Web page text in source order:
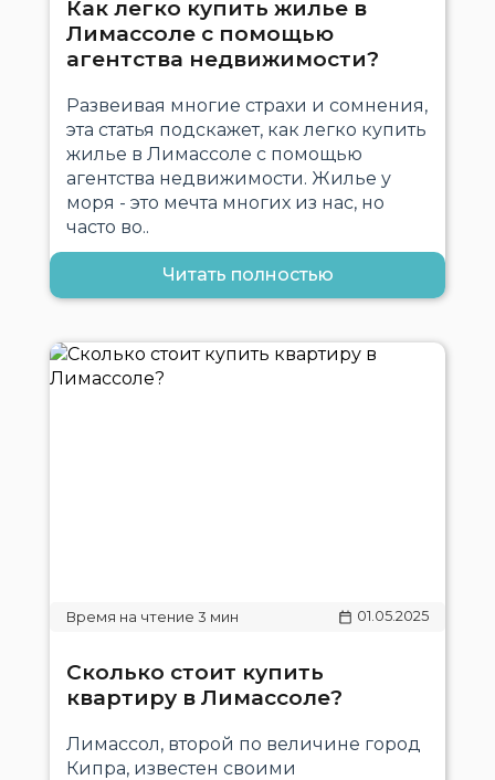
Как легко купить жилье в
Лимассоле с помощью
агентства недвижимости?
Развеивая многие страхи и сомнения,
эта статья подскажет, как легко купить
жилье в Лимассоле с помощью
агентства недвижимости. Жилье у
моря - это мечта многих из нас, но
часто во..
Читать полностью
01.05.2025
Сколько стоит купить
квартиру в Лимассоле?
Лимассол, второй по величине город
Кипра, известен своими